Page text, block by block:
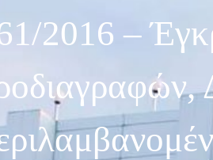
2016 –